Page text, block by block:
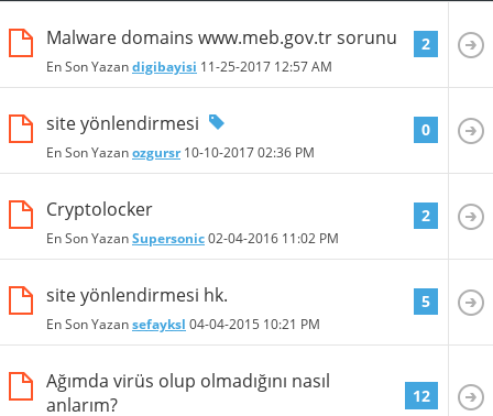
Malware domains www.meb.gov.tr sorunu
En Son Yazandigibayisi 11-25-2017 12:57 AM
2
site yönlendirmesi
En Son Yazanozgursr10-10-201702:36 PM
0
Cryptolocker
En Son YazanSupersonic02-04-2016 11:02 PM
2
site yönlendirmesi hk.
En Son Yazansefayksl 04-04-2015 10:21 PM
5
Ağımda virüs olup olmadığını nasıl
anlarım?
12